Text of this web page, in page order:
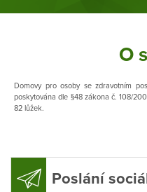
O
Domovy pro osoby se zdravotním
poskytována dle §48 zákona č. 108/
82 lůžek.
Poslání